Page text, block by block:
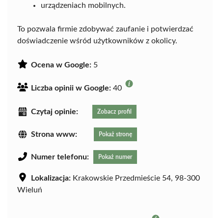
urządzeniach mobilnych.
To pozwala firmie zdobywać zaufanie i potwierdzać
doświadczenie wśród użytkowników z okolicy.
Ocena w Google: 5
Liczba opinii w Google: 40
Czytaj opinie: Zobacz profil
Strona www: Pokaż stronę
Numer telefonu: Pokaż numer
Lokalizacja: Krakowskie Przedmieście 54, 98-300
Wieluń